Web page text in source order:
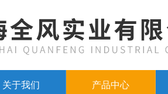
关于我们 产品中心